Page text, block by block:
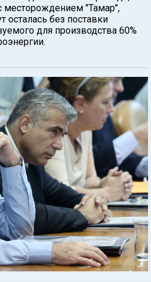
"Тамар",
осталась без поставки
для производства 60%